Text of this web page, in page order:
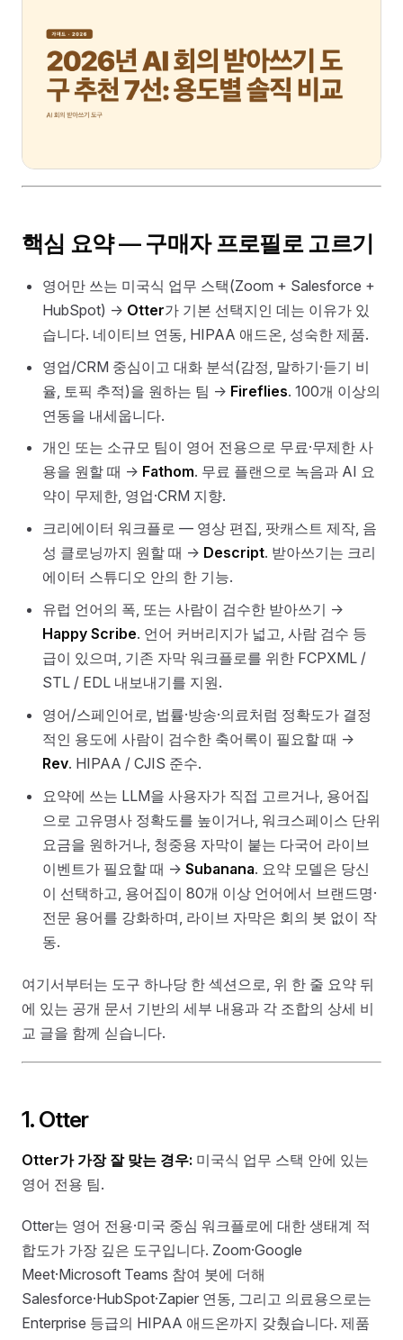
핵심 요약 — 구매자 프로필로 고르기
영어만 쓰는 미국식 업무 스택(Zoom + Salesforce +
HubSpot) → Otter가 기본 선택지인 데는 이유가 있
습니다. 네이티브 연동, HIPAA 애드온, 성숙한 제품.
영업/CRM 중심이고 대화 분석(감정, 말하기·듣기 비
율, 토픽 추적)을 원하는 팀 → Fireflies. 100개 이상의
연동을 내세웁니다.
개인 또는 소규모 팀이 영어 전용으로 무료·무제한 사
용을 원할 때 → Fathom. 무료 플랜으로 녹음과 AI 요
약이 무제한, 영업·CRM 지향.
크리에이터 워크플로 — 영상 편집, 팟캐스트 제작, 음
성 클로닝까지 원할 때 → Descript. 받아쓰기는 크리
에이터 스튜디오 안의 한 기능.
유럽 언어의 폭, 또는 사람이 검수한 받아쓰기 →
Happy Scribe. 언어 커버리지가 넓고, 사람 검수 등
급이 있으며, 기존 자막 워크플로를 위한 FCPXML /
STL / EDL 내보내기를 지원.
영어/스페인어로, 법률·방송·의료처럼 정확도가 결정
적인 용도에 사람이 검수한 축어록이 필요할 때 →
Rev. HIPAA / CJIS 준수.
요약에 쓰는 LLM을 사용자가 직접 고르거나, 용어집
으로 고유명사 정확도를 높이거나, 워크스페이스 단위
요금을 원하거나, 청중용 자막이 붙는 다국어 라이브
이벤트가 필요할 때 →Subanana. 요약 모델은 당신
이 선택하고, 용어집이 80개 이상 언어에서 브랜드명·
전문 용어를 강화하며, 라이브 자막은 회의 봇 없이 작
동.
여기서부터는 도구 하나당 한 섹션으로, 위 한 줄 요약 뒤
에 있는 공개 문서 기반의 세부 내용과 각 조합의 상세 비
교 글을 함께 싣습니다.
1. Otter
Otter가 가장 잘 맞는 경우: 미국식 업무 스택 안에 있는
영어 전용 팀.
Otter는 영어 전용·미국 중심 워크플로에 대한 생태계 적
합도가 가장 깊은 도구입니다. Zoom·Google
Meet·Microsoft Teams 참여 봇에 더해
Salesforce·HubSpot·Zapier 연동, 그리고 의료용으로는
Enterprise 등급의 HIPAA 애드온까지 갖췄습니다. 제품